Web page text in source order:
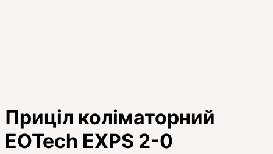
Приціл коліматорний
EOTech EXPS 2-0